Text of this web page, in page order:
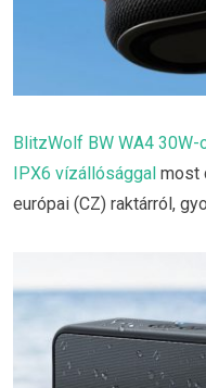
BlitzWolf BW WA4
IPX6 vízállósággal most
európai (CZ) raktárról,